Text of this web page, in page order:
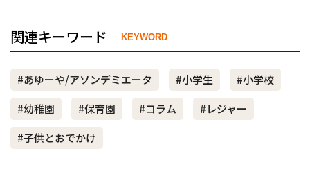
関連キーワード KEYWORD
#あゆーや/アソンデミエータ #小学生
#小学校
#幼稚園
#保育園 #コラム
#レジャー
#子供とおでかけ